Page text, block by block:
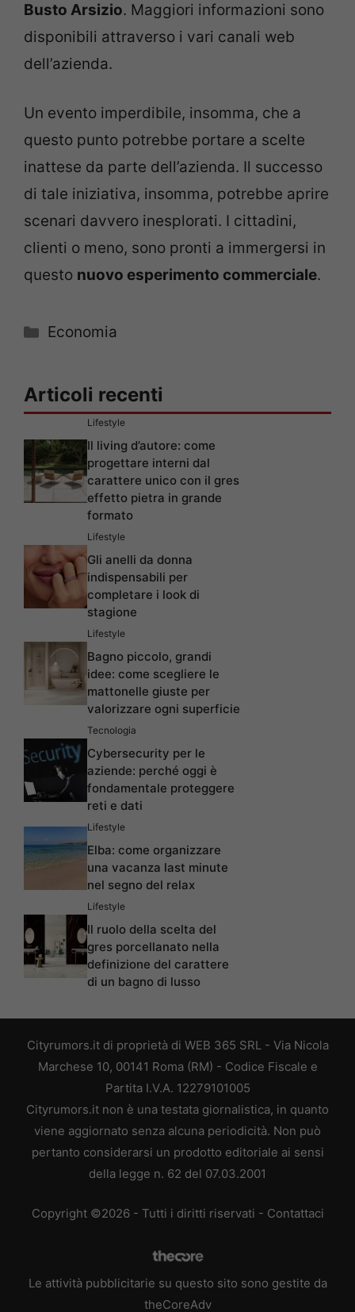
Busto Arsizio. Maggiori informazioni sono
disponibili attraverso i vari canali web
dell’azienda.
Un evento imperdibile, insomma, che a
questo punto potrebbe portare a scelte
inattese da parte dell’azienda. Il successo
di tale iniziativa, insomma, potrebbe aprire
scenari davvero inesplorati. I cittadini,
clienti o meno, sono pronti a immergersi in
questo nuovo esperimento commerciale.
Categorie
Economia
Articoli recenti
Lifestyle
Il living d’autore: come
progettare interni dal
carattere unico con il gres
effetto pietra in grande
formato
Lifestyle
Gli anelli da donna
indispensabili per
completare i look di
stagione
Lifestyle
Bagno piccolo, grandi
idee: come scegliere le
mattonelle giuste per
valorizzare ogni superficie
Tecnologia
Cybersecurity per le
aziende: perché oggi è
fondamentale proteggere
reti e dati
Lifestyle
Elba: come organizzare
una vacanza last minute
nel segno del relax
Lifestyle
Il ruolo della scelta del
gres porcellanato nella
definizione del carattere
di un bagno di lusso
Cityrumors.it di proprietà di WEB 365 SRL - Via Nicola
Marchese 10, 00141 Roma (RM) - Codice Fiscale e
Partita I.V.A. 12279101005
Cityrumors.it non è una testata giornalistica, in quanto
viene aggiornato senza alcuna periodicità. Non può
pertanto considerarsi un prodotto editoriale ai sensi
della legge n. 62 del 07.03.2001
Copyright ©2026 - Tutti i diritti riservati - Contattaci
Le attività pubblicitarie su questo sito sono gestite da
theCoreAdv